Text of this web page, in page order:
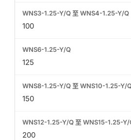
100
125
150
200